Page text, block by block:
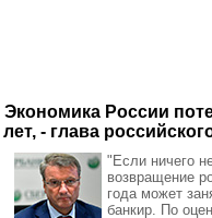
Экономика России
лет, - глава
"Если ничего
возвращение
года может
банкир. По